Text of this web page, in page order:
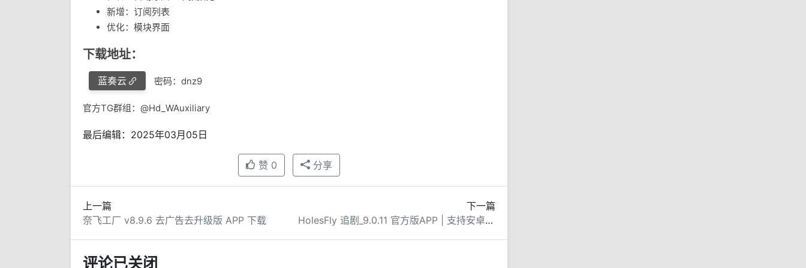
新增：订阅列表
优化：模块界面
下载地址：
蓝奏云 密码：dnz9
官方TG群组：@Hd_WAuxiliary
最后编辑：2025年03月05日
赞 0 分享
上一篇
奈飞工厂 v8.9.6 去广告去升级版 APP 下载
下一篇
HolesFly 追剧_9.0.11 官方版APP | 支持安卓PC平板三端
评论已关闭